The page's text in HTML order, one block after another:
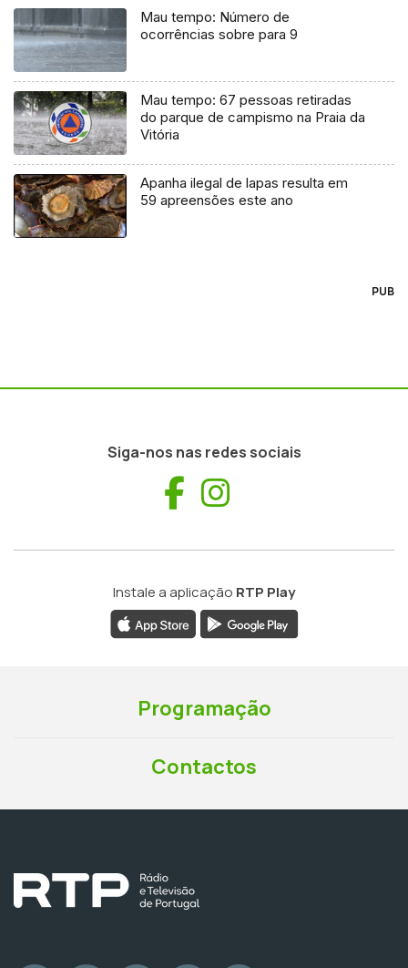
Mau tempo: Número de
ocorrências sobre para 9
Mau tempo: 67 pessoas retiradas
do parque de campismo na Praia da
Vitória
Apanha ilegal de lapas resulta em
59 apreensões este ano
PUB
Siga-nos nas redes sociais
Facebook
Instale a aplicação RTP Play
Programação
Contactos